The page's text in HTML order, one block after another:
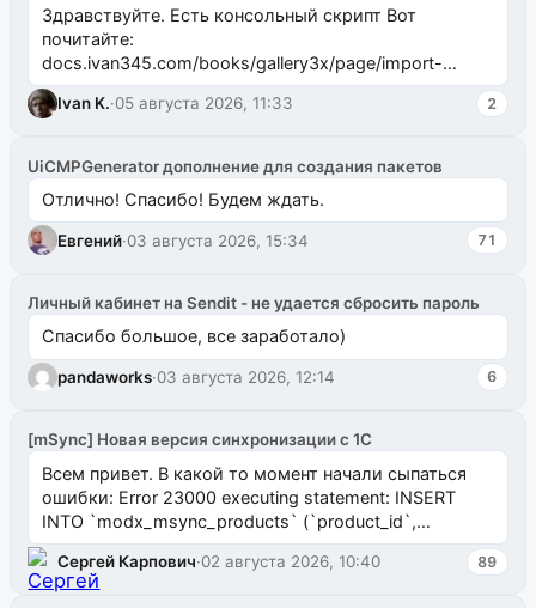
Здравствуйте. Есть консольный скрипт Вот
почитайте:
docs.ivan345.com/books/gallery3x/page/import-
ms2galleryphp
Ivan K.·05 августа 2026, 11:33 2
UiCMPGenerator дополнение для создания пакетов
Отлично! Спасибо! Будем ждать.
Евгений·03 августа 2026, 15:34 71
Личный кабинет на Sendit - не удается сбросить пароль
Спасибо большое, все заработало)
pandaworks·03 августа 2026, 12:14 6
[mSync] Новая версия синхронизации с 1С
Всем привет. В какой то момент начали сыпаться
ошибки: Error 23000 executing statement: INSERT
INTO `modx_msync_products` (`product_id`,
`uuid_1c`) VALUES ...
Сергей Карпович·02 августа 2026, 10:40 89